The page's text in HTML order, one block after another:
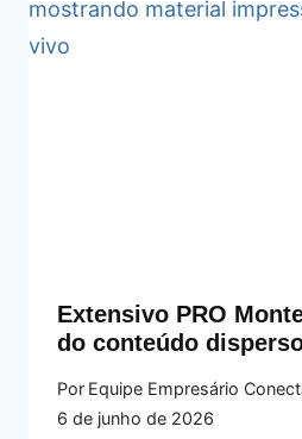
Extensivo PRO
do conteúdo
Por Equipe Empresário
6 de junho de 2026